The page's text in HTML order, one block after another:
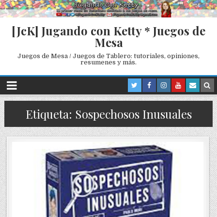
[JcK] Jugando con Ketty * Juegos de
Mesa
Juegos de Mesa / Juegos de Tablero: tutoriales, opiniones,
resumenes y más.
Etiqueta: Sospechosos Inusuales